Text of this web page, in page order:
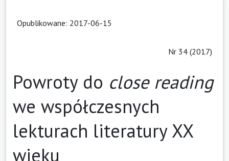
Opublikowane: 2017-06-15
Nr 34 (2017)
Powroty do close reading
we współczesnych
lekturach literatury XX
wieku